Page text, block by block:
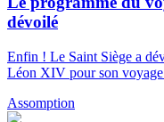
dévoilé
Enfin ! Le Saint Siège a
Léon XIV pour son voyage
Assomption